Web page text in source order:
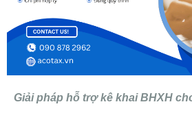
Giải pháp hỗ trợ kê khai BHXH